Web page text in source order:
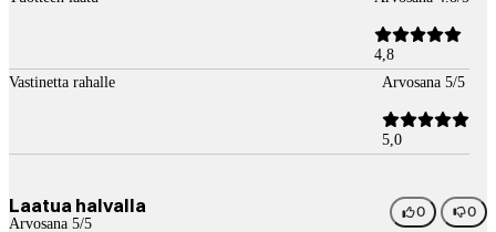
4,8
Vastinetta rahalle
Arvosana 5/5
5,0
Laatua halvalla
Arvosana 5/5
0 0